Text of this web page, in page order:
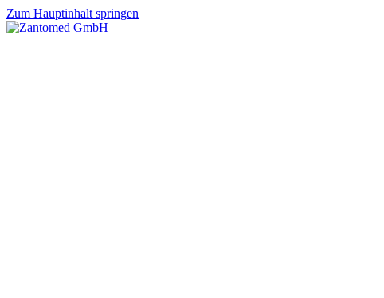
Zum Hauptinhalt springen